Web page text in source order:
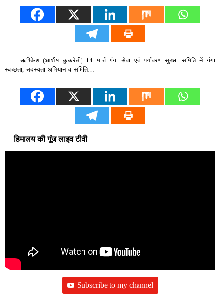
ऋषिकेश (आशीष कुकरेती) 14 मार्च गंगा सेवा एवं पर्यावरण सुरक्षा समिति नें गंगा
स्वच्छता, सदस्यता अभियान व समिति…
हिमालय की गूंज लाइव टीवी
Subscribe to my channel